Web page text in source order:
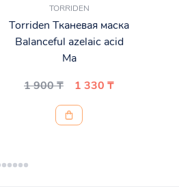
TORRIDEN
Torriden Тканевая маска
Balanceful azelaic acid
Ma
1 900 ₸
1 330 ₸